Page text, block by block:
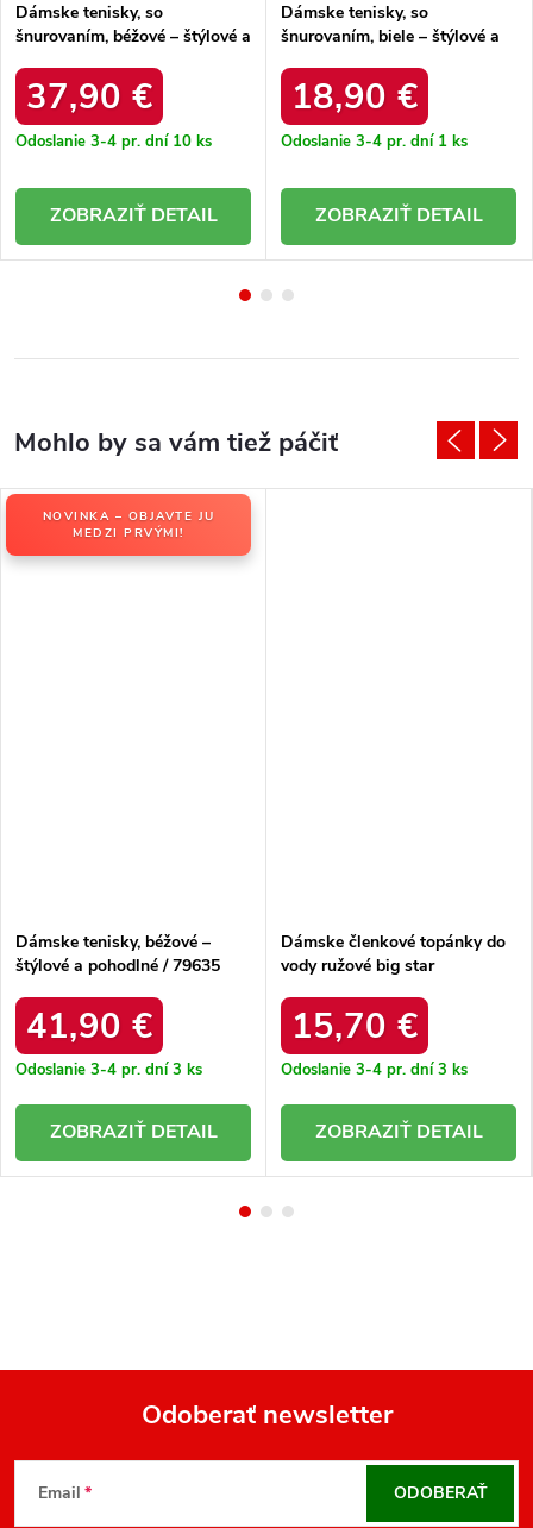
Dámske tenisky, so
šnurovaním, béžové – štýlové a
37,90 €
Odoslanie 3-4 pr. dní 10 ks
DETAIL
Dámske tenisky, so
šnurovaním, biele – štýlové a
WHT/NAVY
18,90 €
Odoslanie 3-4 pr. dní 1 ks
DETAIL
NOVINKA – OBJAVTE JU
MEDZI PRVÝMI!
Dámske tenisky, béžové –
štýlové a pohodlné / 79635
41,90 €
Odoslanie 3-4 pr. dní3 ks
DETAIL
Dámske členkové topánky do
vody ružové big star
15,70 €
Odoslanie 3-4 pr. dní3 ks
DETAIL
Odoberať newsletter
Email ODOBERAŤ